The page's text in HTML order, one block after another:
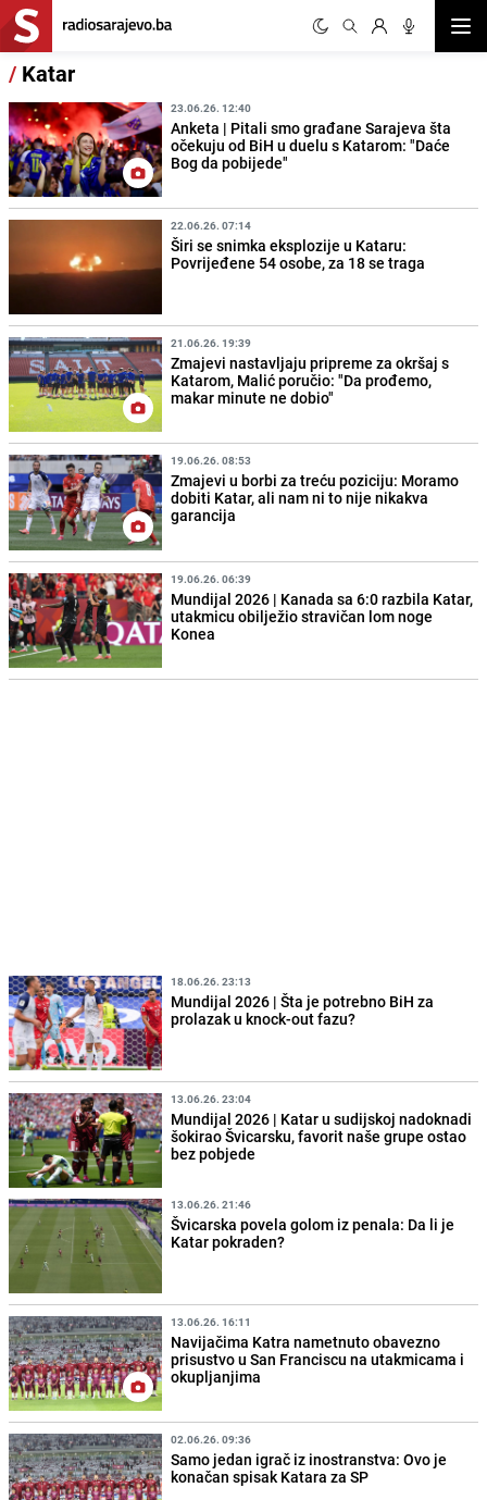
/ Katar
23.06.26. 12:40
Anketa | Pitali smo građane Sarajeva šta
očekuju od BiH u duelu s Katarom: "Daće
Bog da pobijede"
22.06.26. 07:14
Širi se snimka eksplozije u Kataru:
Povrijeđene 54 osobe, za 18 se traga
21.06.26. 19:39
Zmajevi nastavljaju pripreme za okršaj s
Katarom, Malić poručio: "Da prođemo,
makar minute ne dobio"
19.06.26. 08:53
Zmajevi u borbi za treću poziciju: Moramo
dobiti Katar, ali nam ni to nije nikakva
garancija
19.06.26. 06:39
Mundijal 2026 | Kanada sa 6:0 razbila Katar,
utakmicu obilježio stravičan lom noge
Konea
18.06.26. 23:13
Mundijal 2026 | Šta je potrebno BiH za
prolazak u knock-out fazu?
13.06.26. 23:04
Mundijal 2026 | Katar u sudijskoj nadoknadi
šokirao Švicarsku, favorit naše grupe ostao
bez pobjede
13.06.26. 21:46
Švicarska povela golom iz penala: Da li je
Katar pokraden?
13.06.26. 16:11
Navijačima Katra nametnuto obavezno
prisustvo u San Franciscu na utakmicama i
okupljanjima
02.06.26. 09:36
Samo jedan igrač iz inostranstva: Ovo je
konačan spisak Katara za SP